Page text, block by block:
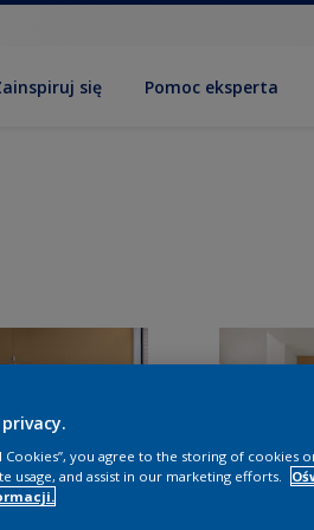
się Pomoc eksperta
Cookies”, you agree to the storing of cookies
usage, and assist in our marketing efforts.